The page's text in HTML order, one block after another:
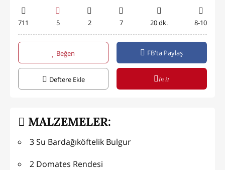
711 5 2 7 20 dk. 8-10
Beğen FB'ta Paylaş
Deftere Ekle in it
MALZEMELER:
3 Su Bardağıköftelik Bulgur
2 Domates Rendesi